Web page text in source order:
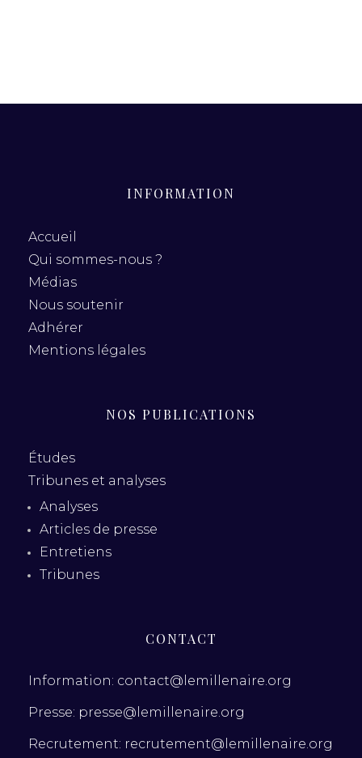
INFORMATION
Accueil
Qui sommes-nous ?
Médias
Nous soutenir
Adhérer
Mentions légales
NOS PUBLICATIONS
Études
Tribunes et analyses
Analyses
Articles de presse
Entretiens
Tribunes
CONTACT
Information: contact@lemillenaire.org
Presse: presse@lemillenaire.org
Recrutement: recrutement@lemillenaire.org